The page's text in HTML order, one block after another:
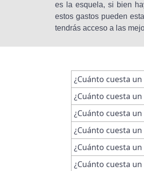
es la esquela, si bien
estos gastos pueden
tendrás acceso a las
¿Cuánto cuesta
¿Cuánto cuesta
¿Cuánto cuesta
¿Cuánto cuesta
¿Cuánto cuesta
¿Cuánto cuesta